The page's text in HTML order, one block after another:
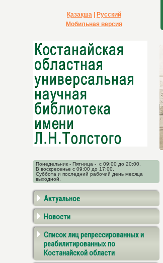
Қазақша
Русский
Мобильная версия
Понедельник - Пятница - с 09:00 до 20:00.
В воскресенье с 09:00 до 17:00.
Суббота и последний рабочий день месяца
выходной.
Актуальное
Новости
Список лиц репрессированных и
реабилитированных по
Костанайской области